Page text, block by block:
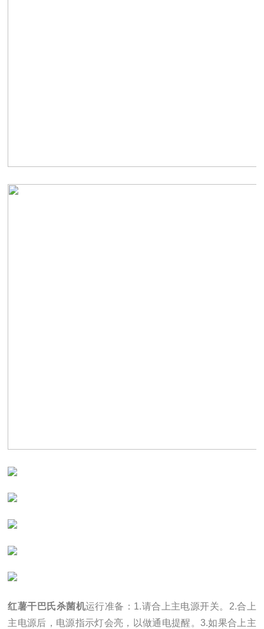
红薯干巴氏杀菌机运行准备：1.请合上主电源开关。2.合上
主电源后，电源指示灯会亮，以做通电提醒。3.如果合上主